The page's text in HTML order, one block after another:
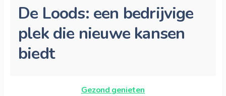
De Loods: een bedrijvige
plek die nieuwe kansen
biedt
Gezond genieten